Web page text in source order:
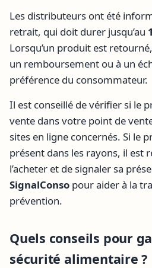
Les distributeurs ont été
retrait, qui doit durer jusqu’au
Lorsqu’un produit est
un remboursement ou à un
préférence du consommateur.
Il est conseillé de vérifier si le
vente dans votre point de
sites en ligne concernés. Si le
présent dans les rayons, il est
l’acheter et de signaler sa
SignalConso pour aider à la
prévention.
Quels conseils pour
sécurité alimentaire ?